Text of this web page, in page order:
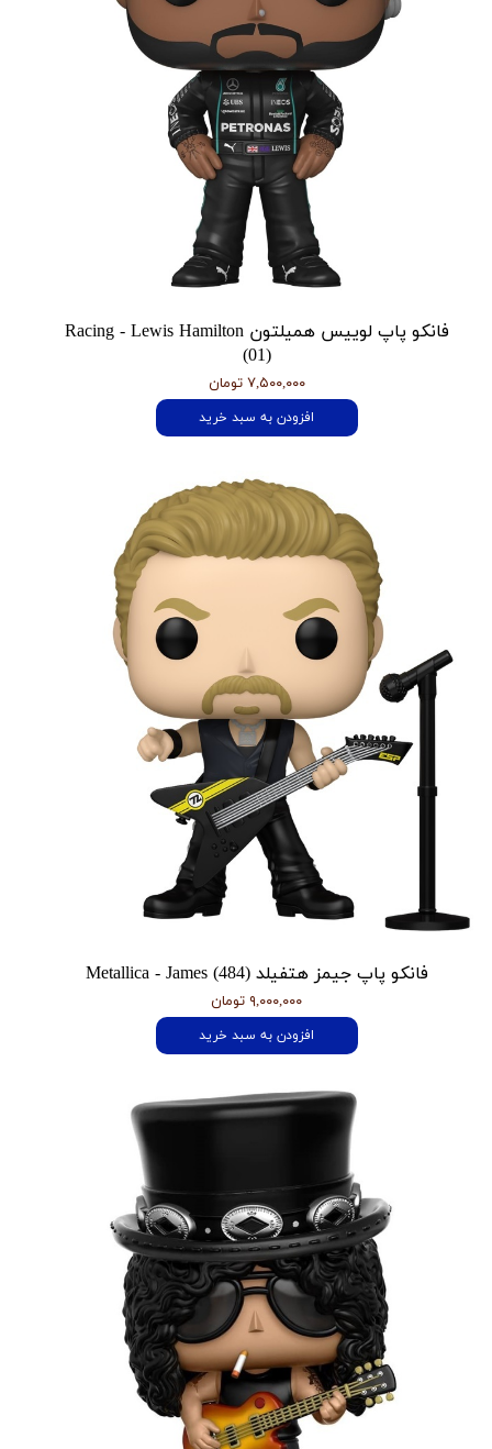
فانکو پاپ لوییس همیلتون Racing - Lewis Hamilton
(01)
۷,۵۰۰,۰۰۰ تومان
افزودن به سبد خرید
فانکو پاپ جیمز هتفیلد Metallica - James (484)
۹,۰۰۰,۰۰۰ تومان
افزودن به سبد خرید